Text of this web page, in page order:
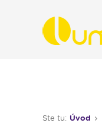
Ste tu: Úvod